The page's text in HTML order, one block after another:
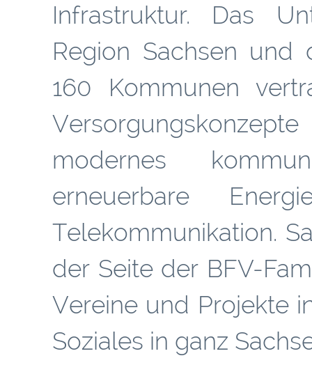
Infrastruktur. Das
Region Sachsen und
160 Kommunen
modernes
erneuerbare
Telekommunikation.
der Seite der BFV-
Vereine und Projekte
Soziales in ganz